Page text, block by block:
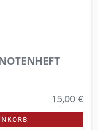
15,00 €